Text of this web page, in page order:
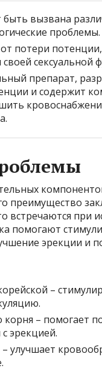
вызвана
проблемы.
потери
сексуальной
препарат,
и содержит
преимущество
встречаются при
помогают
эрекции и
–
– помогает
эрекцией.
улучшает